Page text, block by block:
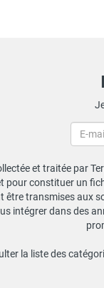
et traitée par
pour constituer un
être transmises aux
intégrer dans des
la liste des